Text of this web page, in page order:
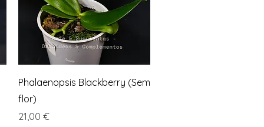
Visualização rápida
Phalaenopsis Blackberry (Sem
flor)
Preço
21,00 €